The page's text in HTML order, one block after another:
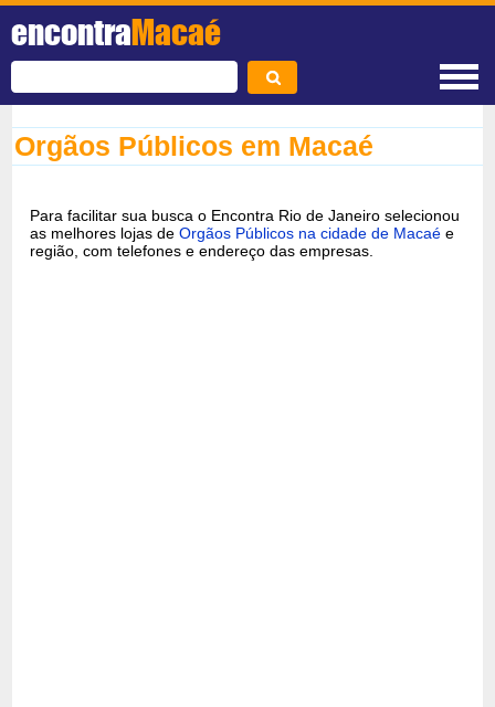
encontraMacaé
Orgãos Públicos em Macaé
Para facilitar sua busca o Encontra Rio de Janeiro selecionou
as melhores lojas deOrgãos Públicos na cidade de Macaé e
região, com telefones e endereço das empresas.